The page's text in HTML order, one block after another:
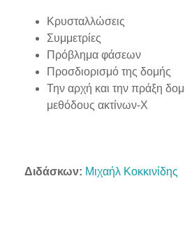
Κρυσταλλώσεις
Συμμετρίες
Πρόβλημα φάσεων
Προσδιορισμό της δομής
Την αρχή και την πράξη
μεθόδους ακτίνων-Χ
Διδάσκων: Μιχαήλ Κοκκινίδης